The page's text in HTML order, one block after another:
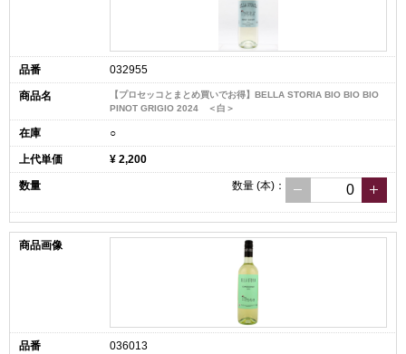
032955
【プロセッコとまとめ買いでお得】BELLA STORIA BIO BIO BIO
PINOT GRIGIO 2024 ＜白＞
○
¥ 2,200
数量 (本) ：
036013